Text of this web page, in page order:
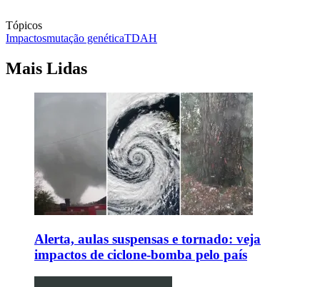
Tópicos
Impactosmutação genéticaTDAH
Mais Lidas
Alerta, aulas suspensas e tornado: veja
impactos de ciclone-bomba pelo país